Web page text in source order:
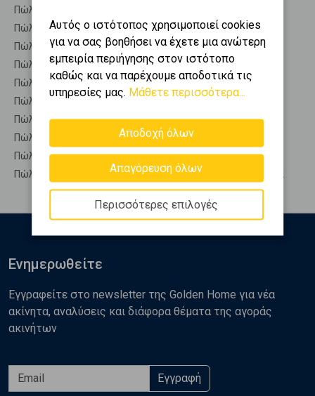
Πώληση Επαγγελματικά ΜΥΓΔΟΝΙΑ
Πώληση Επαγγελματικά ΧΑΛΑΣΤΡΑ
Πώληση Επαγγ. Αποθήκες ΣΤΑΥΡΟΥΠΟΛΗ - Τερψιθέα
Πώληση Αυτόνομα κτίρια ΣΤΑΥΡΟΥΠΟΛΗ - Τερψιθέα
Πώληση Βιομηχανικοί χώροι ΣΤΑΥΡΟΥΠΟΛΗ - Τερψιθέα
Πώληση Γραφεία ΣΤΑΥΡΟΥΠΟΛΗ - Τερψιθέα
Πώληση Καταστήματα ΣΤΑΥΡΟΥΠΟΛΗ - Τερψιθέα
Πώληση Ξενοδοχεία ΣΤΑΥΡΟΥΠΟΛΗ - Τερψιθέα
Πώληση Πάρκινγκ ΣΤΑΥΡΟΥΠΟΛΗ - Τερψιθέα
Πώληση Πώληση επιχείρησης ΣΤΑΥΡΟΥΠΟΛΗ - Τερψιθέα
Αυτός ο ιστότοπος χρησιμοποιεί cookies
για να σας βοηθήσει να έχετε μια ανώτερη
εμπειρία περιήγησης στον ιστότοπο
καθώς και να παρέχουμε αποδοτικά τις
υπηρεσίες μας. Μάθετε περισσότερα...
Αποδοχή όλων
Απαγόρευση όλων
Περισσότερες επιλογές
Ενημερωθείτε
Εγγραφείτε στο newsletter της Golden Home για νέα
ακίνητα, αναλύσεις και διάφορα θέματα της αγοράς
ακινήτων
Εγγραφή